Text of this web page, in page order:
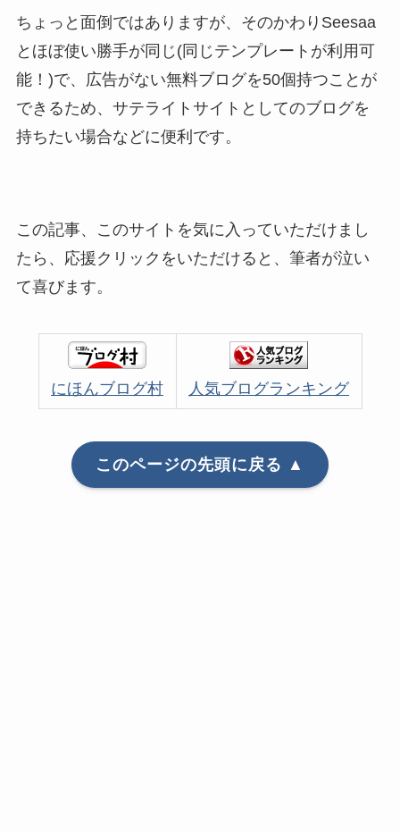
ちょっと面倒ではありますが、そのかわりSeesaa
とほぼ使い勝手が同じ(同じテンプレートが利用可
能！)で、広告がない無料ブログを50個持つことが
できるため、サテライトサイトとしてのブログを
持ちたい場合などに便利です。
この記事、このサイトを気に入っていただけまし
たら、応援クリックをいただけると、筆者が泣い
て喜びます。
にほんブログ村 人気ブログランキング
このページの先頭に戻る ▲